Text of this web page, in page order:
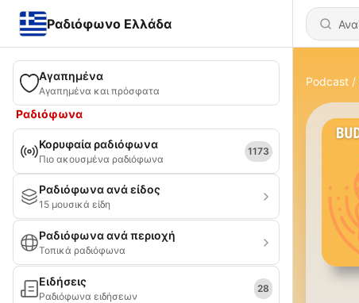
Ραδιόφωνο Ελλάδα
Αγαπημένα
Αγαπημένα και πρόσφατα
Ραδιόφωνα
Κορυφαία ραδιόφωνα
Πιο ακουσμένα ραδιόφωνα
1173
Ραδιόφωνα ανά είδος
15 μουσικά είδη
Ραδιόφωνα ανά περιοχή
Τοπικά ραδιόφωνα
Ειδήσεις
Ραδιόφωνα ειδήσεων
28
Podcast